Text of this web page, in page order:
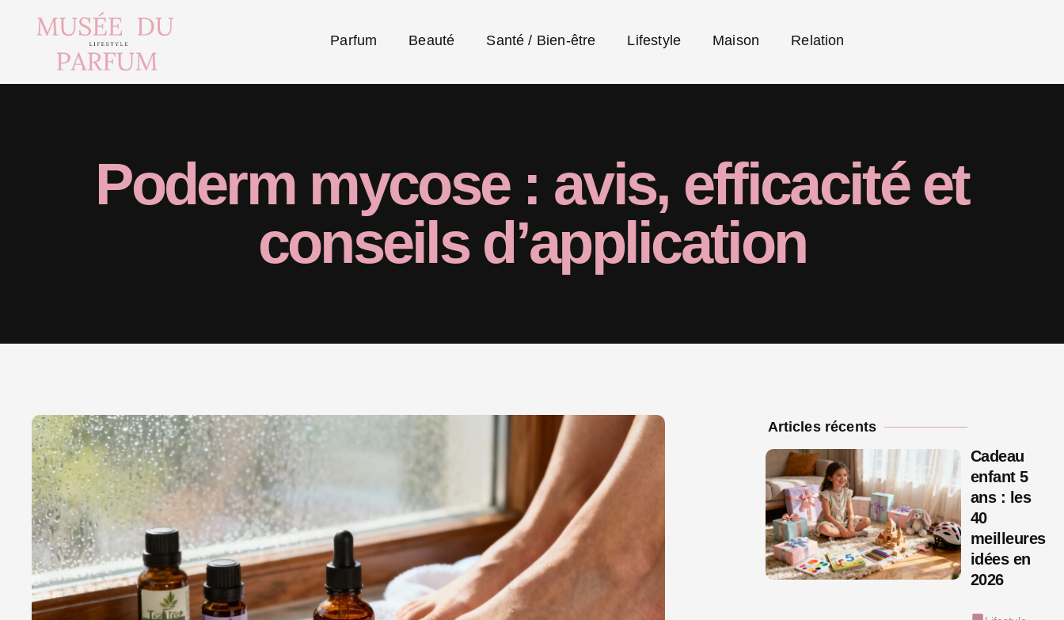
Parfum Beauté Santé / Bien-être Lifestyle Maison Relation
Poderm mycose : avis, efficacité et
conseils d’application
Articles récents
Cadeau
enfant 5
ans : les
40
meilleures
idées en
2026